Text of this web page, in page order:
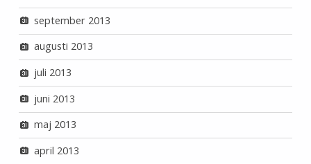
september 2013
augusti 2013
juli 2013
juni 2013
maj 2013
april 2013